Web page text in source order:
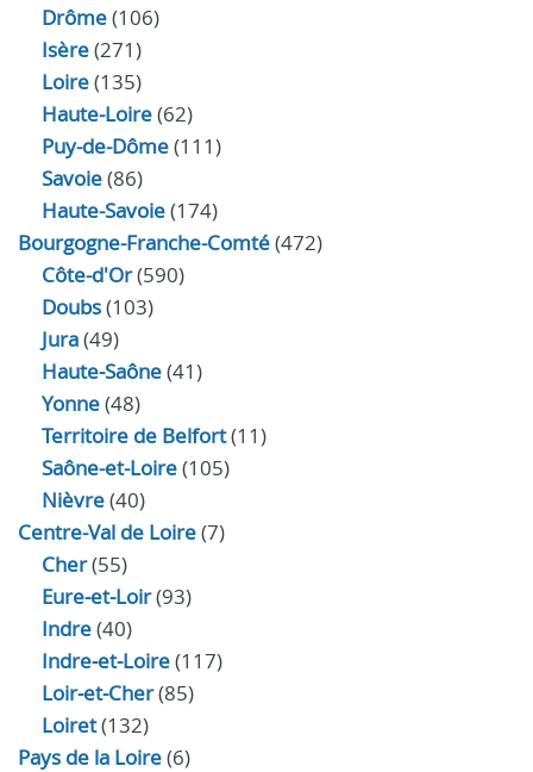
Drôme(106)
Isère(271)
Loire(135)
Haute-Loire(62)
Puy-de-Dôme(111)
Savoie(86)
Haute-Savoie(174)
Bourgogne-Franche-Comté(472)
Côte-d'Or(590)
Doubs(103)
Jura(49)
Haute‑Saône(41)
Yonne(48)
Territoire de Belfort(11)
Saône-et-Loire(105)
Nièvre(40)
Centre-Val de Loire(7)
Cher(55)
Eure‑et‑Loir(93)
Indre(40)
Indre‑et‑Loire(117)
Loir‑et‑Cher(85)
Loiret(132)
Pays de la Loire(6)